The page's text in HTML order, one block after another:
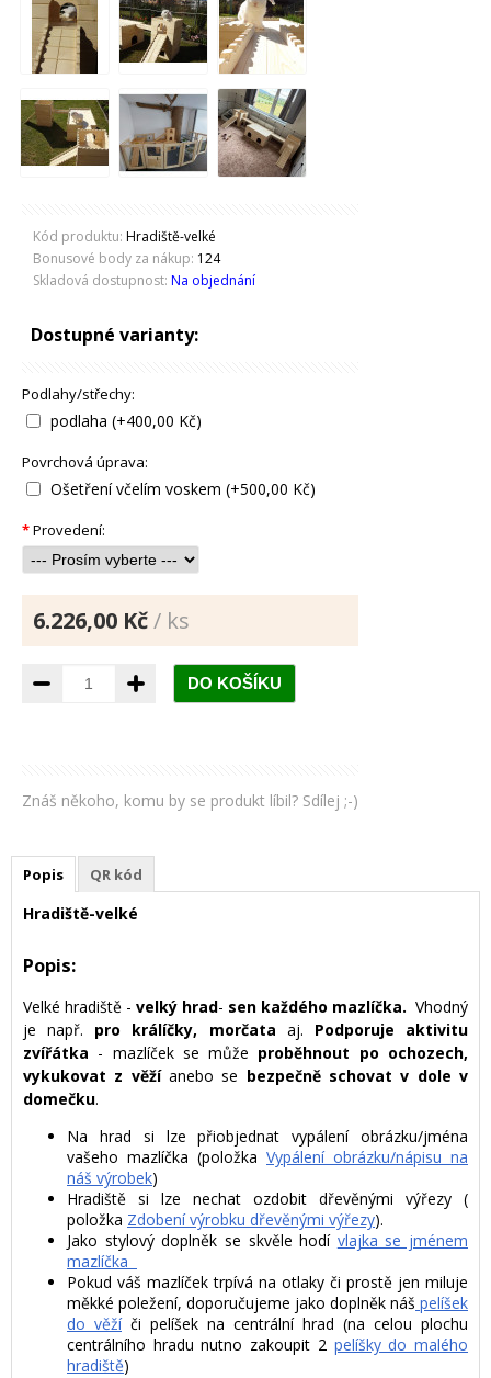
Kód produktu: Hradiště-velké
Bonusové body za nákup: 124
Skladová dostupnost: Na objednání
Dostupné varianty:
Podlahy/střechy:
podlaha (+400,00 Kč)
Povrchová úprava:
Ošetření včelím voskem (+500,00 Kč)
*Provedení:
6.226,00 Kč/ ks
Znáš někoho, komu by se produkt líbil? Sdílej ;-)
Popis QR kód
Hradiště-velké
Popis:
Velké hradiště - velký hrad- sen každého mazlíčka. Vhodný
je např. pro králíčky, morčata aj. Podporuje aktivitu
zvířátka - mazlíček se může proběhnout po ochozech,
vykukovat z věžíanebo se bezpečně schovat v dole v
domečku.
Na hrad si lze přiobjednat vypálení obrázku/jména
vašeho mazlíčka (položka Vypálení obrázku/nápisu na
náš výrobek)
Hradiště si lze nechat ozdobit dřevěnými výřezy (
položka Zdobení výrobku dřevěnými výřezy).
Jako stylový doplněk se skvěle hodí vlajka se jménem
mazlíčka
Pokud váš mazlíček trpívá na otlaky či prostě jen miluje
měkké poležení, doporučujeme jako doplněk náš pelíšek
do věžíči pelíšek na centrální hrad (na celou plochu
centrálního hradu nutno zakoupit 2 pelíšky do malého
hradiště)